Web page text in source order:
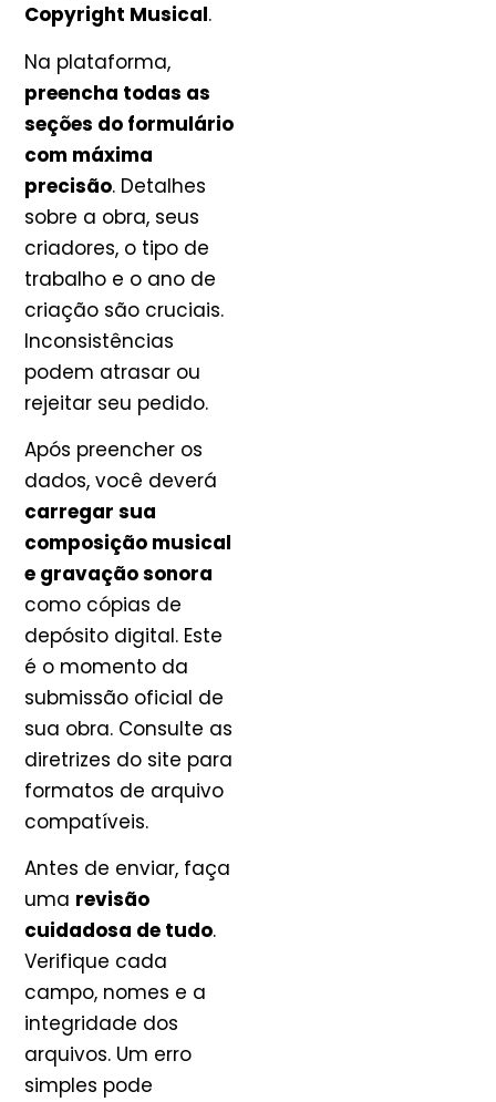
Copyright Musical.
Na plataforma,
preencha todas as
seções do formulário
com máxima
precisão. Detalhes
sobre a obra, seus
criadores, o tipo de
trabalho e o ano de
criação são cruciais.
Inconsistências
podem atrasar ou
rejeitar seu pedido.
Após preencher os
dados, você deverá
carregar sua
composição musical
e gravação sonora
como cópias de
depósito digital. Este
é o momento da
submissão oficial de
sua obra. Consulte as
diretrizes do site para
formatos de arquivo
compatíveis.
Antes de enviar, faça
uma revisão
cuidadosa de tudo.
Verifique cada
campo, nomes e a
integridade dos
arquivos. Um erro
simples pode